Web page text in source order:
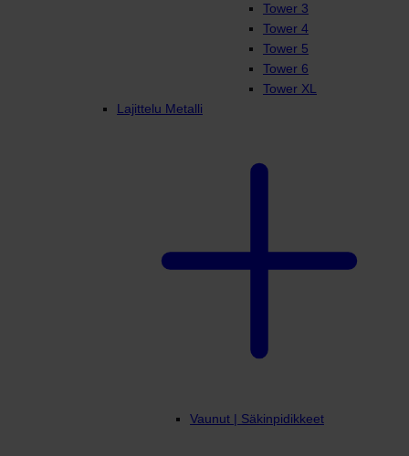
Tower 3
Tower 4
Tower 5
Tower 6
Tower XL
Lajittelu Metalli
Vaunut | Säkinpidikkeet